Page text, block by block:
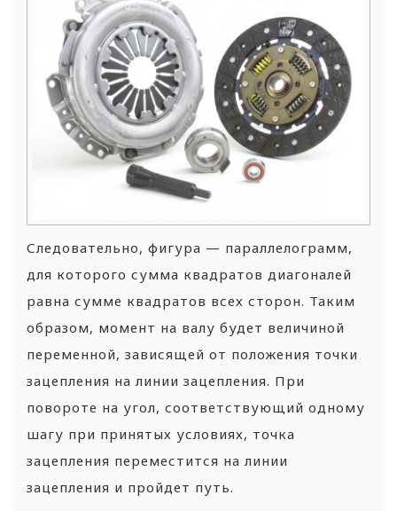
Следовательно, фигура — параллелограмм,
для которого сумма квадратов диагоналей
равна сумме квадратов всех сторон. Таким
образом, момент на валу будет величиной
переменной, зависящей от положения точки
зацепления на линии зацепления. При
повороте на угол, соответствующий одному
шагу при принятых условиях, точка
зацепления переместится на линии
зацепления и пройдет путь.